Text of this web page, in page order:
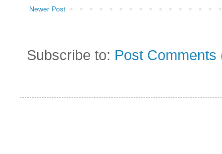
Newer Post
Subscribe to: Post Comments